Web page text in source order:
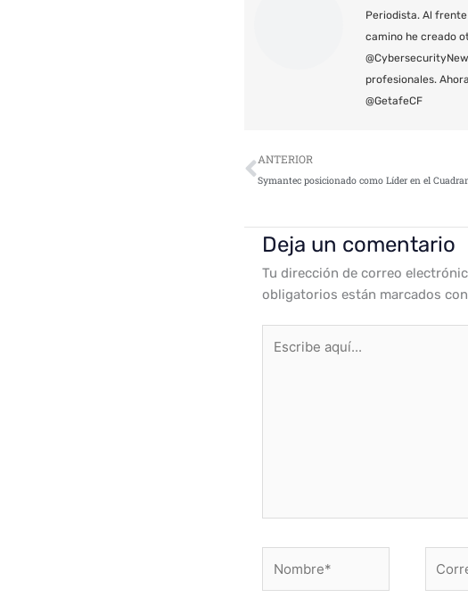
Periodista. Al
camino he creado
profesionales.
@GetafeCF
Ant
ANTERIOR
Deja un comentario
Tu dirección de correo
obligatorios están marcados con
aquí...